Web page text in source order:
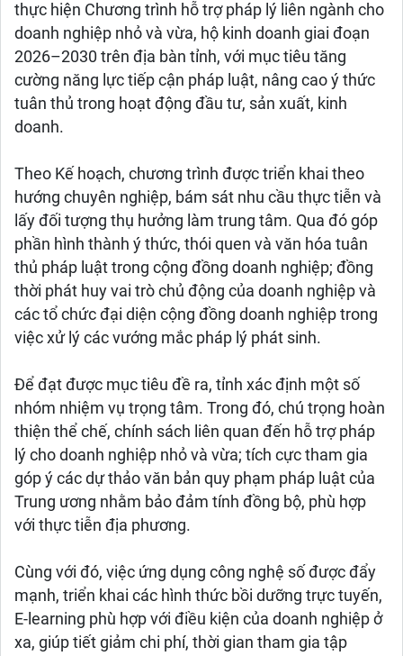
thực hiện Chương trình hỗ trợ pháp lý liên ngành cho
doanh nghiệp nhỏ và vừa, hộ kinh doanh giai đoạn
2026–2030 trên địa bàn tỉnh, với mục tiêu tăng
cường năng lực tiếp cận pháp luật, nâng cao ý thức
tuân thủ trong hoạt động đầu tư, sản xuất, kinh
doanh.
Theo Kế hoạch, chương trình được triển khai theo
hướng chuyên nghiệp, bám sát nhu cầu thực tiễn và
lấy đối tượng thụ hưởng làm trung tâm. Qua đó góp
phần hình thành ý thức, thói quen và văn hóa tuân
thủ pháp luật trong cộng đồng doanh nghiệp; đồng
thời phát huy vai trò chủ động của doanh nghiệp và
các tổ chức đại diện cộng đồng doanh nghiệp trong
việc xử lý các vướng mắc pháp lý phát sinh.
Để đạt được mục tiêu đề ra, tỉnh xác định một số
nhóm nhiệm vụ trọng tâm. Trong đó, chú trọng hoàn
thiện thể chế, chính sách liên quan đến hỗ trợ pháp
lý cho doanh nghiệp nhỏ và vừa; tích cực tham gia
góp ý các dự thảo văn bản quy phạm pháp luật của
Trung ương nhằm bảo đảm tính đồng bộ, phù hợp
với thực tiễn địa phương.
Cùng với đó, việc ứng dụng công nghệ số được đẩy
mạnh, triển khai các hình thức bồi dưỡng trực tuyến,
E-learning phù hợp với điều kiện của doanh nghiệp ở
xa, giúp tiết giảm chi phí, thời gian tham gia tập